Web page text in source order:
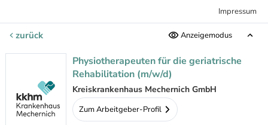
Impressum
zurück Anzeigemodus
Physiotherapeuten für die geriatrische
Rehabilitation (m/w/d)
Kreiskrankenhaus Mechernich GmbH
Zum Arbeitgeber-Profil